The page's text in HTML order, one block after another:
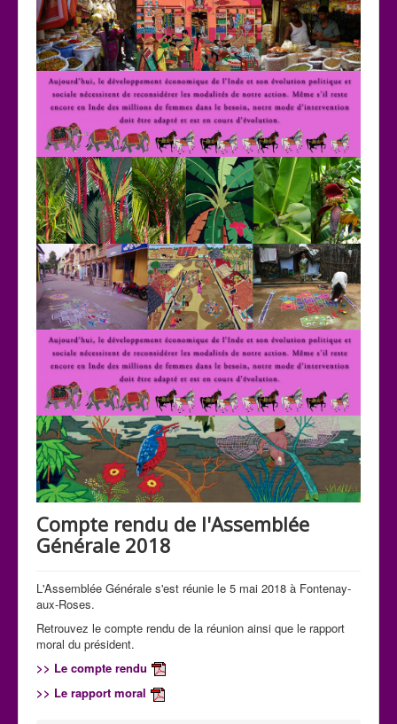
Compte rendu de l'Assemblée
Générale 2018
L'Assemblée Générale s'est réunie le 5 mai 2018 à Fontenay-
aux-Roses.
Retrouvez le compte rendu de la réunion ainsi que le rapport
moral du président.
>> Le compte rendu
>> Le rapport moral